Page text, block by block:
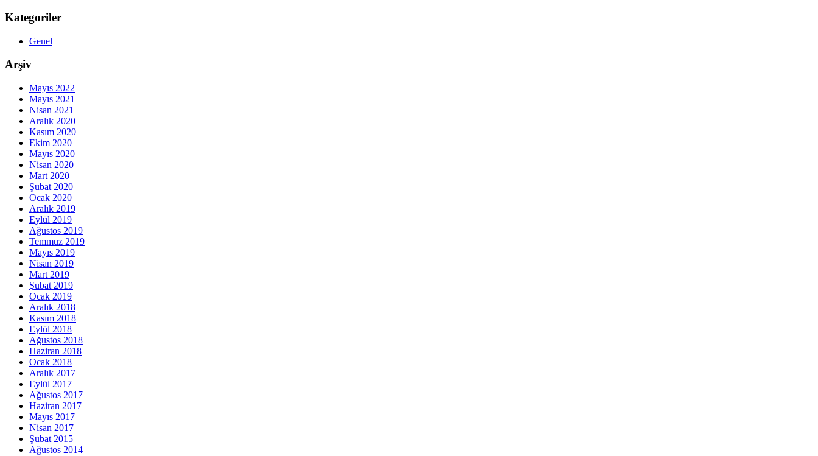
Kategoriler
Genel
Arşiv
Mayıs 2022
Mayıs 2021
Nisan 2021
Aralık 2020
Kasım 2020
Ekim 2020
Mayıs 2020
Nisan 2020
Mart 2020
Şubat 2020
Ocak 2020
Aralık 2019
Eylül 2019
Ağustos 2019
Temmuz 2019
Mayıs 2019
Nisan 2019
Mart 2019
Şubat 2019
Ocak 2019
Aralık 2018
Kasım 2018
Eylül 2018
Ağustos 2018
Haziran 2018
Ocak 2018
Aralık 2017
Eylül 2017
Ağustos 2017
Haziran 2017
Mayıs 2017
Nisan 2017
Şubat 2015
Ağustos 2014